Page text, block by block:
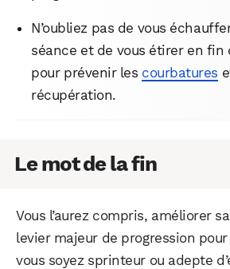
N’oubliez pas de vous
séance et de vous étirer en fin
pour prévenir les courbatures
récupération.
Le mot de la fin
Vous l’aurez compris, améliorer
levier majeur de progression
vous soyez sprinteur ou adepte